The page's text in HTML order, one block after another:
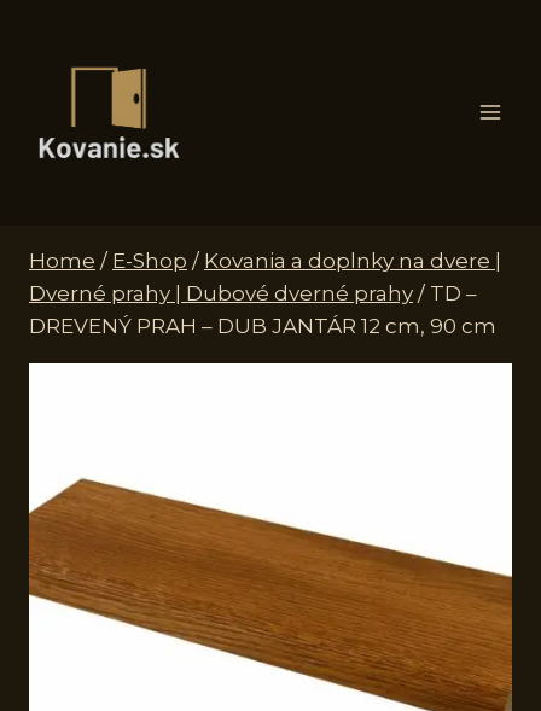
Home / E-Shop / Kovania a doplnky na dvere |
Dverné prahy | Dubové dverné prahy / TD –
DREVENÝ PRAH – DUB JANTÁR 12 cm, 90 cm